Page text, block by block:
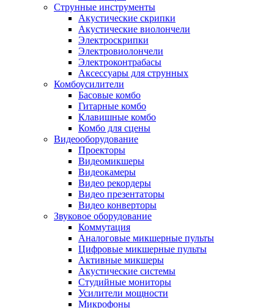
Струнные инструменты
Акустические скрипки
Акустические виолончели
Электроскрипки
Электровиолончели
Электроконтрабасы
Аксессуары для струнных
Комбоусилители
Басовые комбо
Гитарные комбо
Клавишные комбо
Комбо для сцены
Видеооборудование
Проекторы
Видеомикшеры
Видеокамеры
Видео рекордеры
Видео презентаторы
Видео конверторы
Звуковое оборудование
Коммутация
Аналоговые микшерные пульты
Цифровые микшерные пульты
Активные микшеры
Акустические системы
Студийные мониторы
Усилители мощности
Микрофоны